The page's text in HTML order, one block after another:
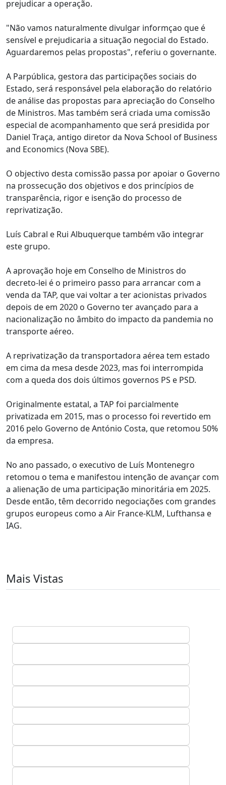
prejudicar a operação.
"Não vamos naturalmente divulgar informçao que é
sensível e prejudicaria a situação negocial do Estado.
Aguardaremos pelas propostas", referiu o governante.
A Parpública, gestora das participações sociais do
Estado, será responsável pela elaboração do relatório
de análise das propostas para apreciação do Conselho
de Ministros. Mas também será criada uma comissão
especial de acompanhamento que será presidida por
Daniel Traça, antigo diretor da Nova School of Business
and Economics (Nova SBE).
O objectivo desta comissão passa por apoiar o Governo
na prossecução dos objetivos e dos princípios de
transparência, rigor e isenção do processo de
reprivatização.
Luís Cabral e Rui Albuquerque também vão integrar
este grupo.
A aprovação hoje em Conselho de Ministros do
decreto-lei é o primeiro passo para arrancar com a
venda da TAP, que vai voltar a ter acionistas privados
depois de em 2020 o Governo ter avançado para a
nacionalização no âmbito do impacto da pandemia no
transporte aéreo.
A reprivatização da transportadora aérea tem estado
em cima da mesa desde 2023, mas foi interrompida
com a queda dos dois últimos governos PS e PSD.
Originalmente estatal, a TAP foi parcialmente
privatizada em 2015, mas o processo foi revertido em
2016 pelo Governo de António Costa, que retomou 50%
da empresa.
No ano passado, o executivo de Luís Montenegro
retomou o tema e manifestou intenção de avançar com
a alienação de uma participação minoritária em 2025.
Desde então, têm decorrido negociações com grandes
grupos europeus como a Air France-KLM, Lufthansa e
IAG.
Mais Vistas